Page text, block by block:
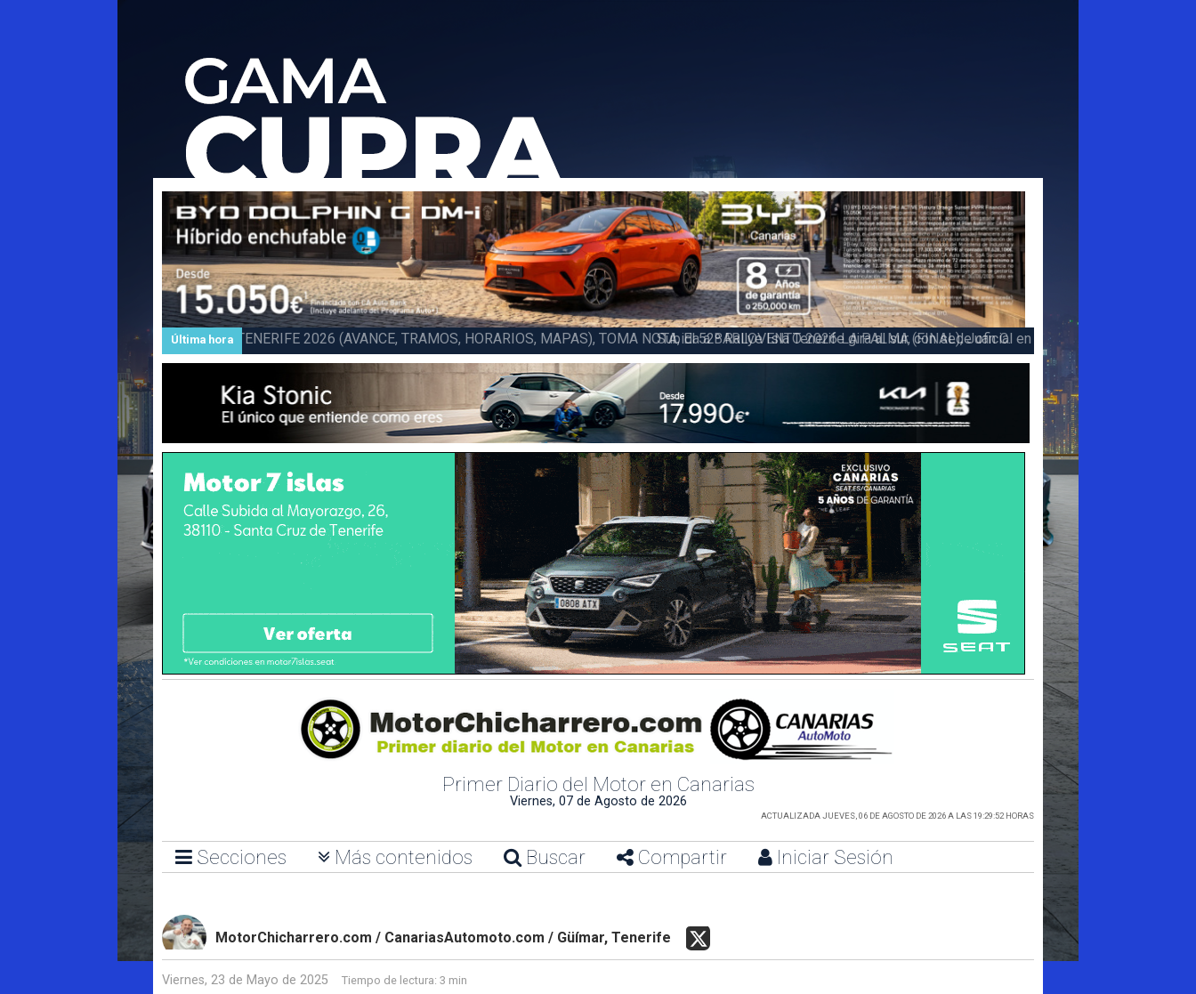
Última hora
Subida a BARLOVENTO 2026 LA PALMA (FINAL), Juan C. Brito y Carlos A. Pérez hacen suya la victoria en la 47 Subida a
Barlovento
Primer Diario del Motor en Canarias
Viernes, 07 de Agosto de 2026
ACTUALIZADA JUEVES, 06 DE AGOSTO DE 2026 A LAS 19:29:52 HORAS
Secciones Más contenidos Buscar Compartir Iniciar Sesión
MotorChicharrero.com / CanariasAutomoto.com / Güímar, Tenerife
Viernes, 23 de Mayo de 2025 Tiempo de lectura: 3 min